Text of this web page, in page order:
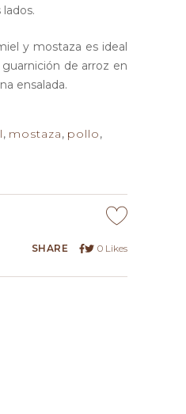
y mostaza es ideal
de arroz en
ensalada.
, mostaza, pollo,
SHARE 0 Likes